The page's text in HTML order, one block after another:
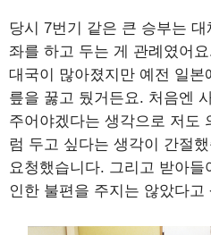
당시 7번기 같은 큰 승부는
좌를 하고 두는 게 관례였어
대국이 많아졌지만 예전 일
릎을 꿇고 뒀거든요. 처음엔
주어야겠다는 생각으로 저도
럼 두고 싶다는 생각이 간절
요청했습니다. 그리고 받아
인한 불편을 주지는 않았다고